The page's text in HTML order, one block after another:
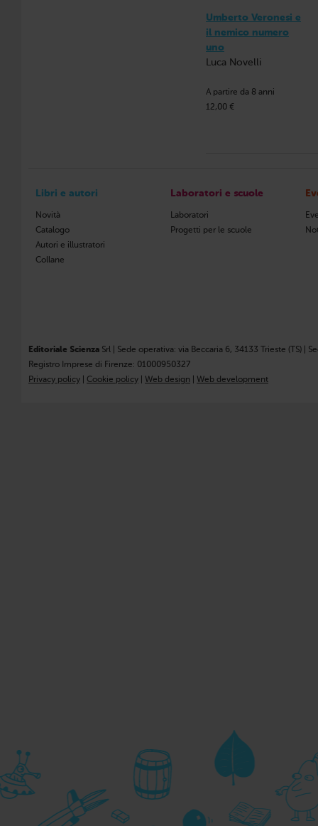
Umberto Veronesi e
il nemico numero
uno
Luca Novelli
A partire da 8 anni
12,00 €
Libri e autori
Novità
Catalogo
Autori e illustratori
Collane
Laboratori e scuole
Laboratori
Progetti per le scuole
Editoriale Scienza Srl | Sede operativa: via Beccaria 6, 34133 Trieste (TS) |
Registro Imprese di Firenze: 01000950327
Privacy policy
Cookie policy Web design Web development